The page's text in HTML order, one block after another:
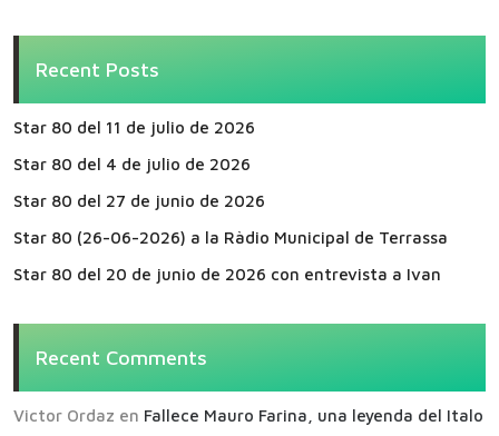
Recent Posts
Star 80 del 11 de julio de 2026
Star 80 del 4 de julio de 2026
Star 80 del 27 de junio de 2026
Star 80 (26-06-2026) a la Ràdio Municipal de Terrassa
Star 80 del 20 de junio de 2026 con entrevista a Ivan
Recent Comments
Victor Ordaz en Fallece Mauro Farina, una leyenda del Italo